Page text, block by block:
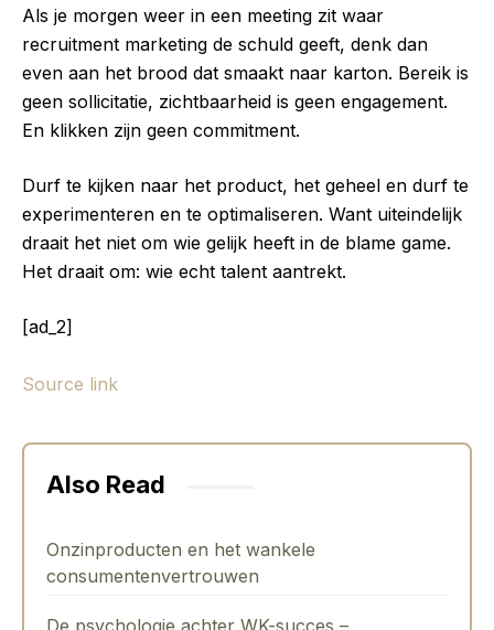
Als je morgen weer in een meeting zit waar
recruitment marketing de schuld geeft, denk dan
even aan het brood dat smaakt naar karton. Bereik is
geen sollicitatie, zichtbaarheid is geen engagement.
En klikken zijn geen commitment.
Durf te kijken naar het product, het geheel en durf te
experimenteren en te optimaliseren. Want uiteindelijk
draait het niet om wie gelijk heeft in de blame game.
Het draait om: wie echt talent aantrekt.
[ad_2]
Source link
Also Read
Onzinproducten en het wankele
consumentenvertrouwen
De psychologie achter WK-succes –